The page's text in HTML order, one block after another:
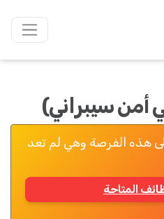
سيبراني)
هذه الفرصة وهي لم تعد
المتاحة